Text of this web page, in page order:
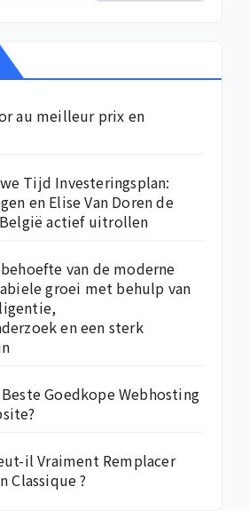
au meilleur prix en
Tijd Investeringsplan:
en Elise Van Doren de
actief uitrollen
van de moderne
groei met behulp van
en een sterk
Goedkope Webhosting
il Vraiment Remplacer
Classique ?